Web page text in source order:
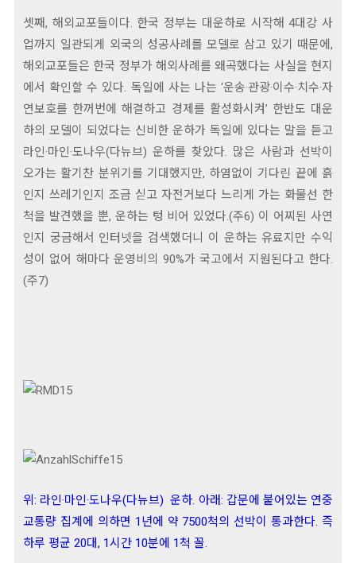
셋째, 해외교포들이다. 한국 정부는 대운하로 시작해 4대강 사
업까지 일관되게 외국의 성공사례를 모델로 삼고 있기 때문에,
해외교포들은 한국 정부가 해외사례를 왜곡했다는 사실을 현지
에서 확인할 수 있다. 독일에 사는 나는 ‘운송·관광·이수·치수·자
연보호를 한꺼번에 해결하고 경제를 활성화시켜’ 한반도 대운
하의 모델이 되었다는 신비한 운하가 독일에 있다는 말을 듣고
라인·마인·도나우(다뉴브) 운하를 찾았다. 많은 사람과 선박이
오가는 활기찬 분위기를 기대했지만, 하염없이 기다린 끝에 흙
인지 쓰레기인지 조금 싣고 자전거보다 느리게 가는 화물선 한
척을 발견했을 뿐, 운하는 텅 비어 있었다.(주6) 이 어찌된 사연
인지 궁금해서 인터넷을 검색했더니 이 운하는 유료지만 수익
성이 없어 해마다 운영비의 90%가 국고에서 지원된다고 한다.
(주7)
위: 라인·마인·도나우(다뉴브) 운하. 아래: 갑문에 붙어있는 연중
교통량 집계에 의하면 1년에 약 7500척의 선박이 통과한다. 즉
하루 평균 20대, 1시간 10분에 1척 꼴.